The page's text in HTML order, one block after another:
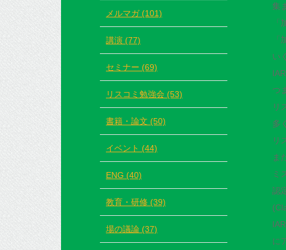
集
い
つ
リ
多
リ
ま
ミ
認
に
メルマガ (101)
講演 (77)
セミナー (69)
リスコミ勉強会 (53)
書籍・論文 (50)
イベント (44)
ENG (40)
教育・研修 (39)
場の議論 (37)